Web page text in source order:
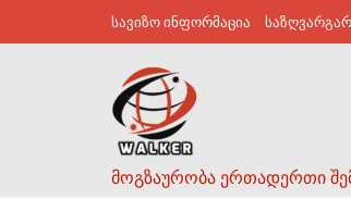
სავიზო ინფორმაცია
მოგზაურობა ერთადერთი